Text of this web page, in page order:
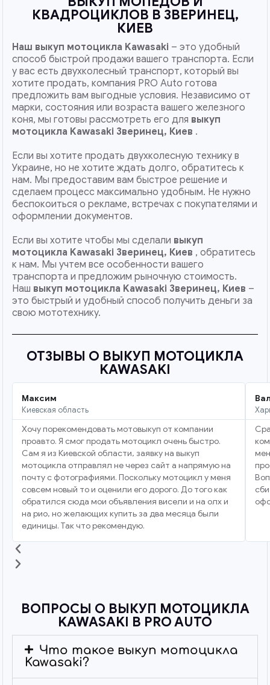
КВАДРОЦИКЛОВ В ЗВЕРИНЕЦ,
КИЕВ
Наш выкуп мотоцикла Kawasaki – это удобный
способ быстрой продажи вашего транспорта. Если
у вас есть двухколесный транспорт, который вы
хотите продать, компания PRO Auto готова
предложить вам выгодные условия. Независимо от
марки, состояния или возраста вашего железного
коня, мы готовы рассмотреть его для выкуп
мотоцикла Kawasaki Зверинец, Киев .
Если вы хотите продать двухколесную технику в
Украине, но не хотите ждать долго, обратитесь к
нам. Мы предоставим вам быстрое решение и
сделаем процесс максимально удобным. Не нужно
беспокоиться о рекламе, встречах с покупателями и
оформлении документов.
Если вы хотите чтобы мы сделали выкуп
мотоцикла Kawasaki Зверинец, Киев , обратитесь
к нам. Мы учтем все особенности вашего
транспорта и предложим рыночную стоимость.
Наш выкуп мотоцикла Kawasaki Зверинец, Киев –
это быстрый и удобный способ получить деньги за
свою мототехнику.
ОТЗЫВЫ О ВЫКУП МОТОЦИКЛА
KAWASAKI
Максим
Киевская область
Хочу порекомендовать мотовыкуп от компании
проавто. Я смог продать мотоцикл очень быстро.
Сам я из Киевской области, заявку на выкуп
мотоцикла отправлял не через сайт а напрямую на
почту с фотографиями. Поскольку мотоцикл у меня
совсем новый то и оценили его дорого. До того как
обратился сюда мои объявления висели и на олх и
на рио, но желающих купить за два месяца были
единицы. Так что рекомендую.
ВОПРОСЫ О ВЫКУП МОТОЦИКЛА
KAWASAKI В PRO AUTO
Что такое выкуп мотоцикла
Kawasaki?